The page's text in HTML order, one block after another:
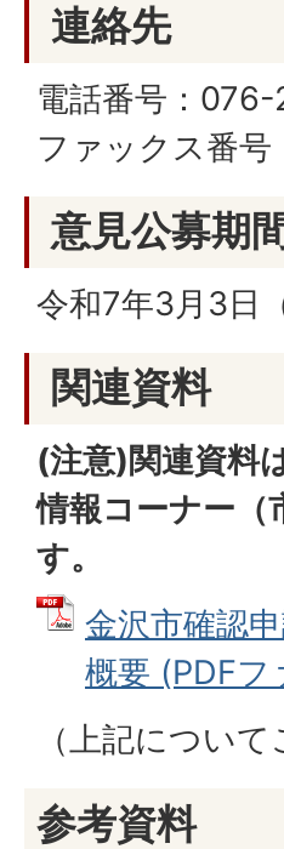
連絡先
電話番号：
ファックス番
意見公募期間
令和7年3月3日
関連資料
(注意)関連資料
情報コーナー（
す。
金沢市確認
概要 (PDFフ
（上記につい
参考資料